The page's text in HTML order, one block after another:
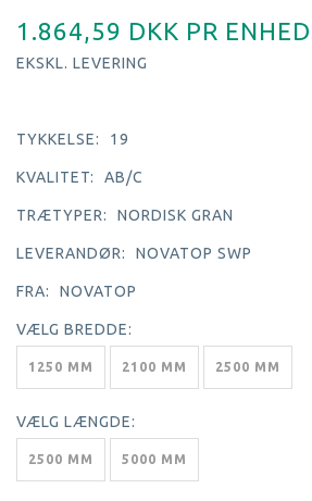
1.864,59 DKK PR ENHED
EKSKL. LEVERING
TYKKELSE: 19
KVALITET: AB/C
TRÆTYPER: NORDISK GRAN
LEVERANDØR: NOVATOP SWP
FRA: NOVATOP
VÆLG BREDDE:
1250 MM 2100 MM 2500 MM
VÆLG LÆNGDE:
2500 MM 5000 MM